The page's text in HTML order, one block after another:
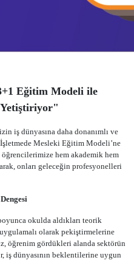
Eğitim Modeli ile
Yetiştiriyor"
iş dünyasına daha donanımlı ve
Mesleki Eğitim Modeli’ne
hem akademik hem
onları geleceğin profesyonelleri
okulda aldıkları teorik
olarak pekiştirmelerine
öğrenim gördükleri alanda sektörün
iş dünyasının beklentilerine uygun